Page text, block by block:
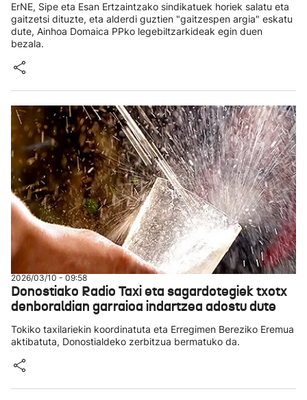
ErNE, Sipe eta Esan Ertzaintzako sindikatuek horiek salatu eta
gaitzetsi dituzte, eta alderdi guztien "gaitzespen argia" eskatu
dute, Ainhoa Domaica PPko legebiltzarkideak egin duen
bezala.
2026/03/10 - 09:58
Donostiako Radio Taxi eta sagardotegiek txotx
denboraldian garraioa indartzea adostu dute
Tokiko taxilariekin koordinatuta eta Erregimen Bereziko Eremua
aktibatuta, Donostialdeko zerbitzua bermatuko da.